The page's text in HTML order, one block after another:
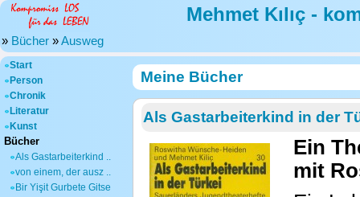
Mehmet Kılıç -
» Bücher »Ausweg
Start
Person
Chronik
Literatur
Kunst
Bücher
Als Gastarbeiterkind ..
von einem, der ausz ..
Bir Yişit Gurbete Gitse
Meine Bücher
Als Gastarbeiterkind in der
Ein
mit